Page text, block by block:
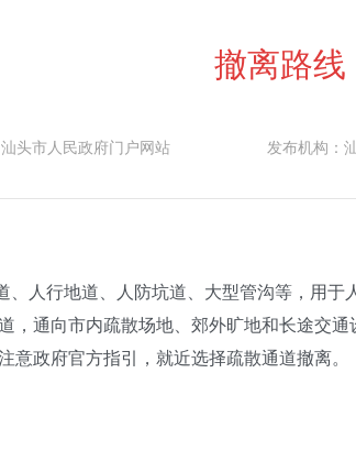
撤离路线
汕头市人民政府门户网站 发布机构：
人行地道、人防坑道、大型管沟等，用于
通向市内疏散场地、郊外旷地和长途交通
政府官方指引，就近选择疏散通道撤离。